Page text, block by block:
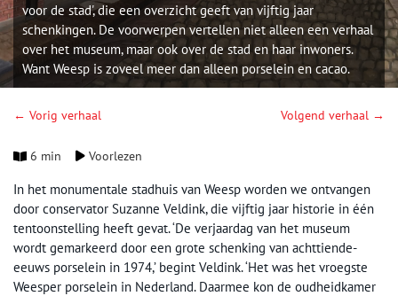
voor de stad', die een overzicht geeft van vijftig jaar
schenkingen. De voorwerpen vertellen niet alleen een verhaal
over het museum, maar ook over de stad en haar inwoners.
Want Weesp is zoveel meer dan alleen porselein en cacao.
← Vorig verhaal Volgend verhaal →
6 min Voorlezen
In het monumentale stadhuis van Weesp worden we ontvangen
door conservator Suzanne Veldink, die vijftig jaar historie in één
tentoonstelling heeft gevat. ‘De verjaardag van het museum
wordt gemarkeerd door een grote schenking van achttiende-
eeuws porselein in 1974,’ begint Veldink. ‘Het was het vroegste
Weesper porselein in Nederland. Daarmee kon de oudheidkamer